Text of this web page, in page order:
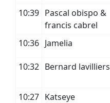
10:39 Pascal obispo &
francis cabrel
10:36 Jamelia
10:32 Bernard lavilliers
10:27 Katseye